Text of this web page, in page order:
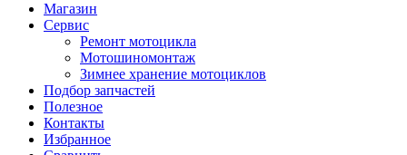
Магазин
Сервис
Ремонт мотоцикла
Мотошиномонтаж
Зимнее хранение мотоциклов
Подбор запчастей
Полезное
Контакты
Избранное